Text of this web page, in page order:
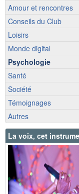
Amour et rencontres
Conseils du Club
Loisirs
Monde digital
Psychologie
Santé
Société
Témoignages
Autres
La voix, cet